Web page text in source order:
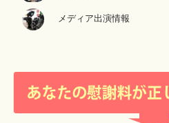
メディア出演情報